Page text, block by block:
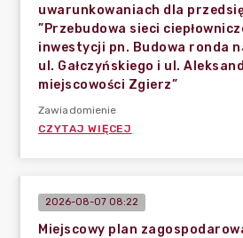
uwarunkowaniach dla
”Przebudowa sieci
inwestycji pn. Budowa ronda
ul. Gałczyńskiego i ul.
miejscowości Zgierz”
Zawiadomienie
CZYTAJ WIĘCEJ
2026-08-07 08:22
Miejscowy plan